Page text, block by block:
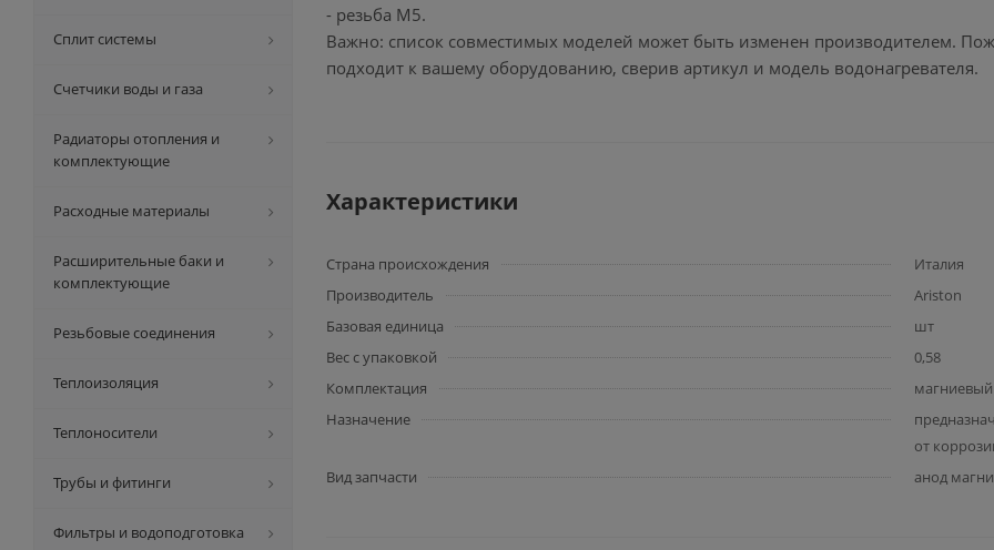
- резьба М5.
Важно: список совместимых моделей может быть изменен производителем.
подходит к вашему оборудованию, сверив артикул и модель водонагревателя.
Характеристики
Страна происхождения
Италия
Производитель
Ariston
Базовая единица
шт
Вес с упаковкой
0,58
Комплектация
магниевый
Назначение
от
Вид запчасти
анод
Сплит системы
Счетчики воды и газа
Радиаторы отопления и
комплектующие
Расходные материалы
Расширительные баки и
комплектующие
Резьбовые соединения
Теплоизоляция
Теплоносители
Трубы и фитинги
Фильтры и водоподготовка